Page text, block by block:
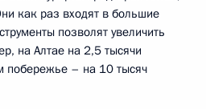
как раз входят в большие
позволят увеличить
на Алтае на 2,5 тысячи
побережье – на 10 тысяч